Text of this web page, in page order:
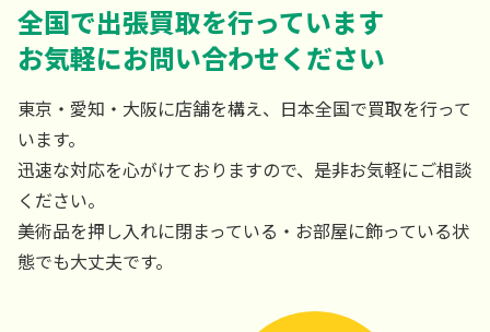
全国で出張買取を行っています
お気軽にお問い合わせください
東京・愛知・大阪に店舗を構え、日本全国で買取を行って
います。
迅速な対応を心がけておりますので、是非お気軽にご相談
ください。
美術品を押し入れに閉まっている・お部屋に飾っている状
態でも大丈夫です。